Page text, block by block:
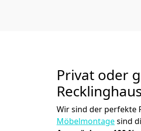
Privat oder
Wir sind der perfekte
Möbelmontagesind